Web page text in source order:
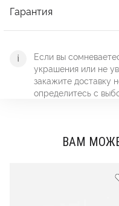
Гарантия
Если вы
украшения или не
закажите доставку
определитесь с
ВАМ